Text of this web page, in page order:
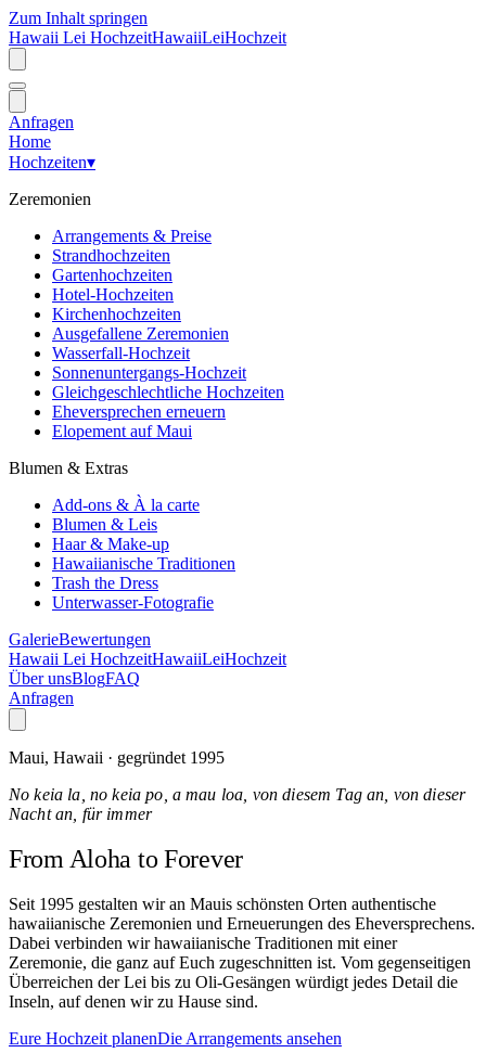
Zum Inhalt springen
Hawaii Lei HochzeitHawaiiLeiHochzeit
Anfragen
Home
Hochzeiten▾
Zeremonien
Arrangements & Preise
Strandhochzeiten
Gartenhochzeiten
Hotel-Hochzeiten
Kirchenhochzeiten
Ausgefallene Zeremonien
Wasserfall-Hochzeit
Sonnenuntergangs-Hochzeit
Gleichgeschlechtliche Hochzeiten
Eheversprechen erneuern
Elopement auf Maui
Blumen & Extras
Add-ons & À la carte
Blumen & Leis
Haar & Make-up
Hawaiianische Traditionen
Trash the Dress
Unterwasser-Fotografie
GalerieBewertungen
Hawaii Lei HochzeitHawaiiLeiHochzeit
Über unsBlogFAQ
Anfragen
Maui, Hawaii · gegründet 1995
No keia la, no keia po, a mau loa, von diesem Tag an, von dieser
Nacht an, für immer
From Aloha to Forever
Seit 1995 gestalten wir an Mauis schönsten Orten authentische
hawaiianische Zeremonien und Erneuerungen des Eheversprechens.
Dabei verbinden wir hawaiianische Traditionen mit einer
Zeremonie, die ganz auf Euch zugeschnitten ist. Vom gegenseitigen
Überreichen der Lei bis zu Oli-Gesängen würdigt jedes Detail die
Inseln, auf denen wir zu Hause sind.
Eure Hochzeit planenDie Arrangements ansehen